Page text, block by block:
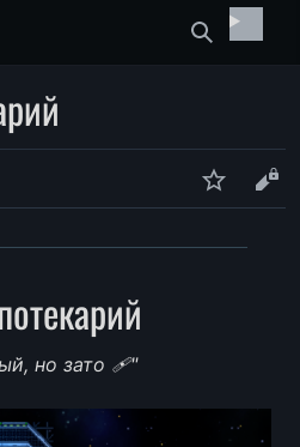
Найти
Следить
но зато 🩹"